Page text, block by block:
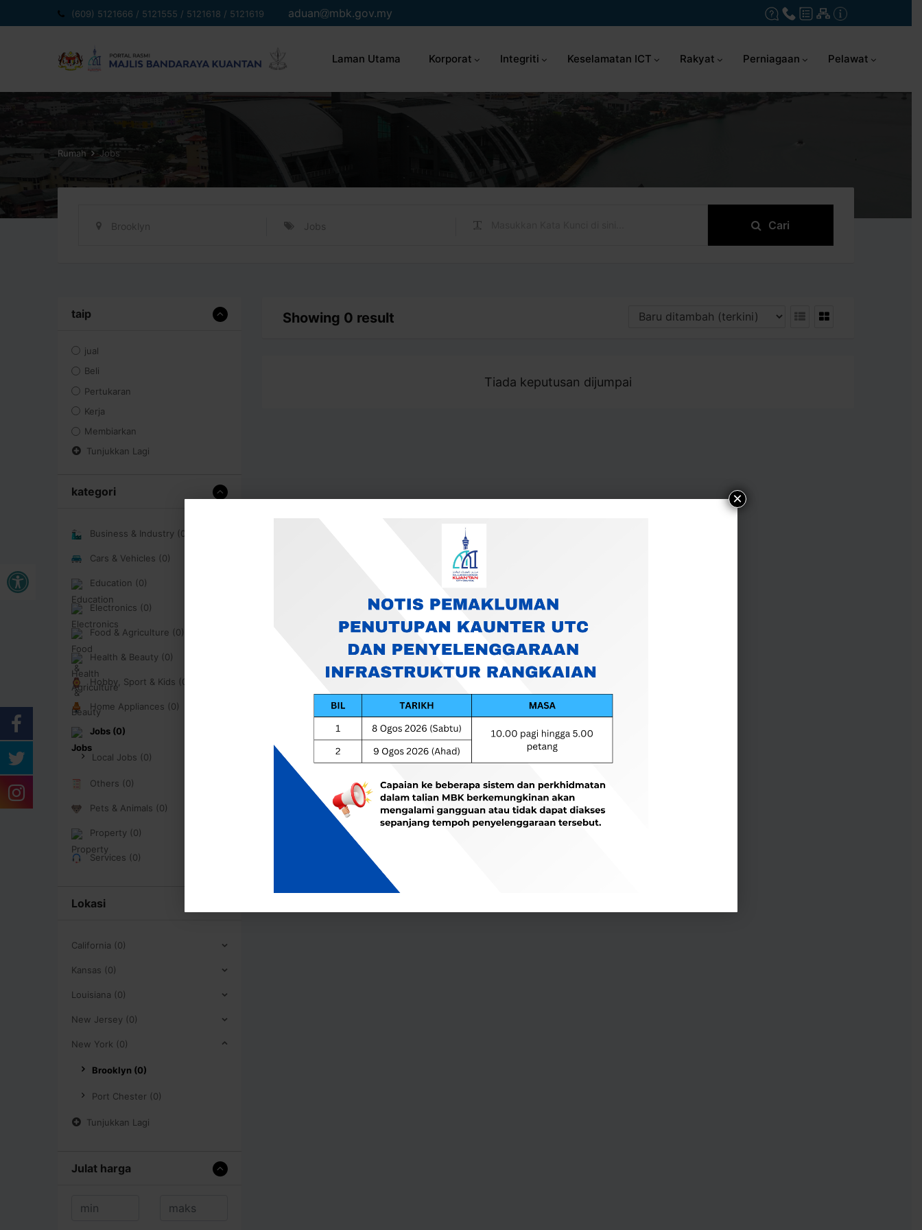
Buka bar alat
ke
(609) 5121666 / 5121555 / 5121618 / 5121619 aduan mbk.gov.my
Laman Utama Korporat Integriti Keselamatan ICT Rakyat Perniagaan Pelawat
Rumah Jobs
Brooklyn Jobs Cari
taip
jual
Beli
Pertukaran
Kerja
Membiarkan
Tunjukkan Lagi
kategori
Business & Industry (0)
Cars & Vehicles (0)
Education (0)
Electronics (0)
Food & Agriculture (0)
Health & Beauty (0)
Hobby, Sport & Kids (0)
Home Appliances (0)
Jobs (0)
Local Jobs (0)
Others (0)
Pets & Animals (0)
Property (0)
Services (0)
Lokasi
California (0)
Kansas (0)
Louisiana (0)
New Jersey (0)
New York (0)
Brooklyn (0)
Port Chester (0)
Tunjukkan Lagi
Julat harga
Showing 0 result
Tiada keputusan dijumpai
×